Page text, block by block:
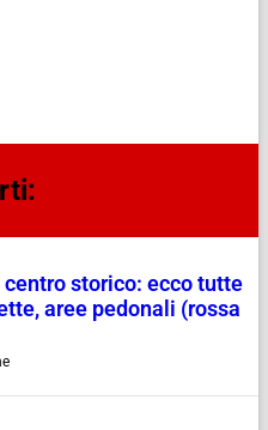
storico: ecco tutte
aree pedonali (rossa